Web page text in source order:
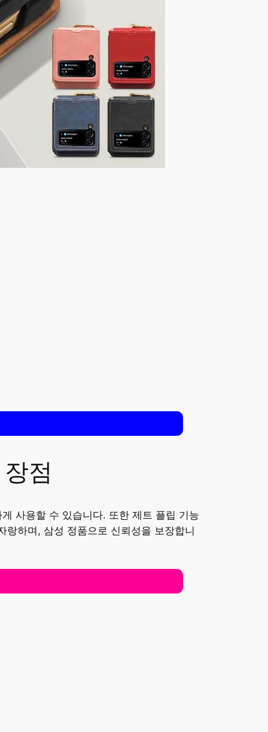
점
사용할 수 있습니다. 또한 제트 플립 기능
하며, 삼성 정품으로 신뢰성을 보장합니